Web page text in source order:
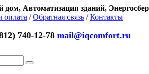
Автоматизация зданий,
оплата /Обратная связь /Контакты
740-12-78 mail@iqcomfort.ru